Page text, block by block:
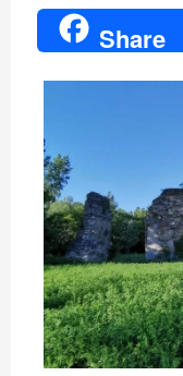
a
c
o
o
k
w
i
r
Share